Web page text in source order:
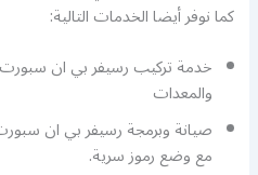
كما نوفر أيضا الخدمات التالية:
خدمة تركيب رسيفر بي ان سبورت
والمعدات
مع وضع رموز سرية.